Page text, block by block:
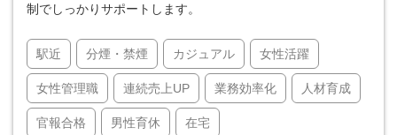
制でしっかりサポートします。
駅近 分煙・禁煙 カジュアル 女性活躍
女性管理職 連続売上UP 業務効率化 人材育成
官報合格 男性育休 在宅